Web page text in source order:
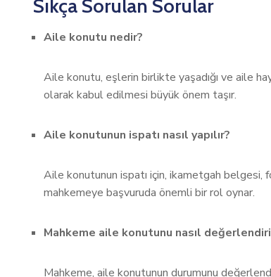
Sıkça Sorulan Sorular
Aile konutu nedir?
Aile konutu, eşlerin birlikte yaşadığı ve aile
olarak kabul edilmesi büyük önem taşır.
Aile konutunun ispatı nasıl yapılır?
Aile konutunun ispatı için, ikametgah
mahkemeye başvuruda önemli bir rol oynar.
Mahkeme aile konutunu nasıl
Mahkeme, aile konutunun durumunu